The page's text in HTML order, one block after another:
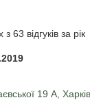
63 відгуків за рік
19 А,